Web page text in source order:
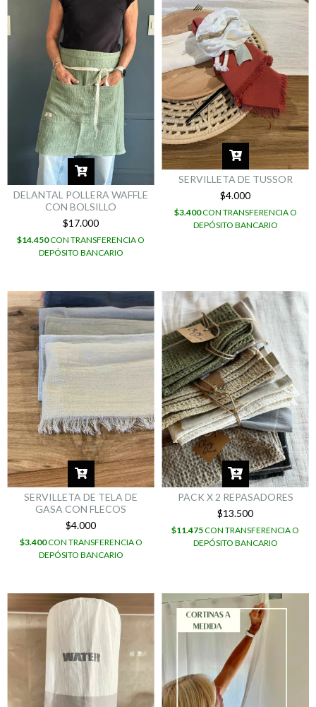
DELANTAL POLLERA WAFFLE
CON BOLSILLO
$17.000
$14.450CON TRANSFERENCIA O
DEPÓSITO BANCARIO
SERVILLETA DE TUSSOR
$4.000
$3.400CON TRANSFERENCIA O
DEPÓSITO BANCARIO
SERVILLETA DE TELA DE
GASA CON FLECOS
$4.000
$3.400CON TRANSFERENCIA O
DEPÓSITO BANCARIO
PACK X 2 REPASADORES
$13.500
$11.475CON TRANSFERENCIA O
DEPÓSITO BANCARIO